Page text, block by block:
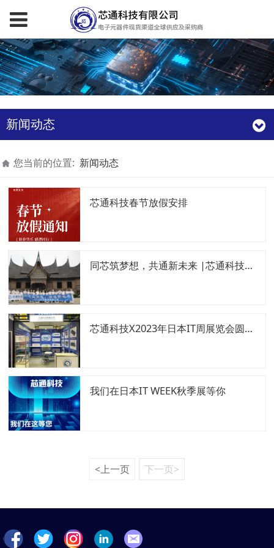
新闻动态
您当前的位置: 新闻动态
芯通科技春节放假安排
同芯筑梦想，共通新未来 |芯通科技2024巴厘岛团建活动圆满落幕
芯通科技X2023年日本IT周展览会圆满落幕！
我们在日本IT WEEK秋季展等你
<上一页 下一页>